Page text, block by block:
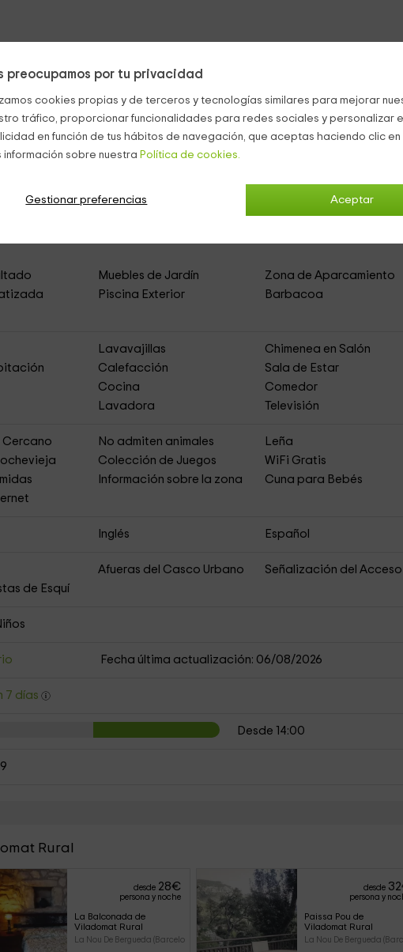
preocupamos por tu privacidad
cookies propias y de terceros y tecnologías similares para mejorar
tráfico, proporcionar funcionalidades para redes sociales y personalizar
en función de tus hábitos de navegación, que aceptas haciendo clic
información sobre nuestra Política de cookies.
Aceptar
Gestionar preferencias
y pequeños.
Rural (Casa Rural de Alquiler Íntegro)
Muebles de Jardín
Zona de Aparcamiento
Piscina Exterior
Barbacoa
Lavavajillas
Chimenea en Salón
Calefacción
Sala de Estar
Cocina
Comedor
Lavadora Televisión
Cercano No admiten animales
Leña
Colección de Juegos
WiFi Gratis
Información sobre la zona
Cuna para Bebés
Inglés Español
Afueras del Casco Urbano
Señalización del Acceso
de Esquí
Fecha última actualización: 06/08/2026
7 días
Desde 14:00
Rural
desde 28€
persona y noche
La Balconada de
Viladomat Rural
La Nou De Bergueda (Barcelona)
desde 32
persona y
Paissa Pou de
Viladomat Rural
La Nou De Bergueda